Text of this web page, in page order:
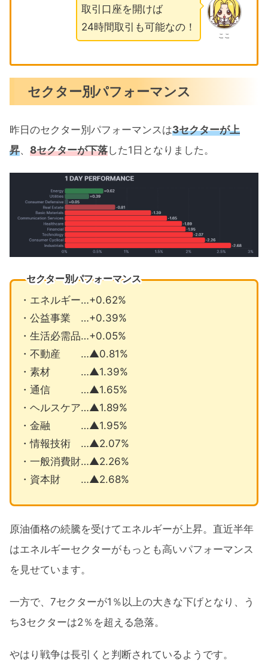
ここ
取引口座を開けば
24時間取引も可能なの！
セクター別パフォーマンス
昨日のセクター別パフォーマンスは3セクターが上
昇、 8セクターが下落した1日となりました。
セクター別パフォーマンス
・エネルギー…+0.62%
・公益事業 …+0.39%
・生活必需品…+0.05%
・不動産 …▲0.81%
・素材 …▲1.39%
・通信 …▲1.65%
・ヘルスケア…▲1.89%
・金融 …▲1.95%
・情報技術 …▲2.07%
・一般消費財…▲2.26%
・資本財 …▲2.68%
原油価格の続騰を受けてエネルギーが上昇。直近半年
はエネルギーセクターがもっとも高いパフォーマンス
を見せています。
一方で、7セクターが1％以上の大きな下げとなり、う
ち3セクターは2％を超える急落。
やはり戦争は長引くと判断されているようです。